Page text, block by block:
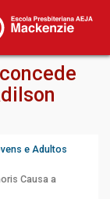
e Adultos
Causa a